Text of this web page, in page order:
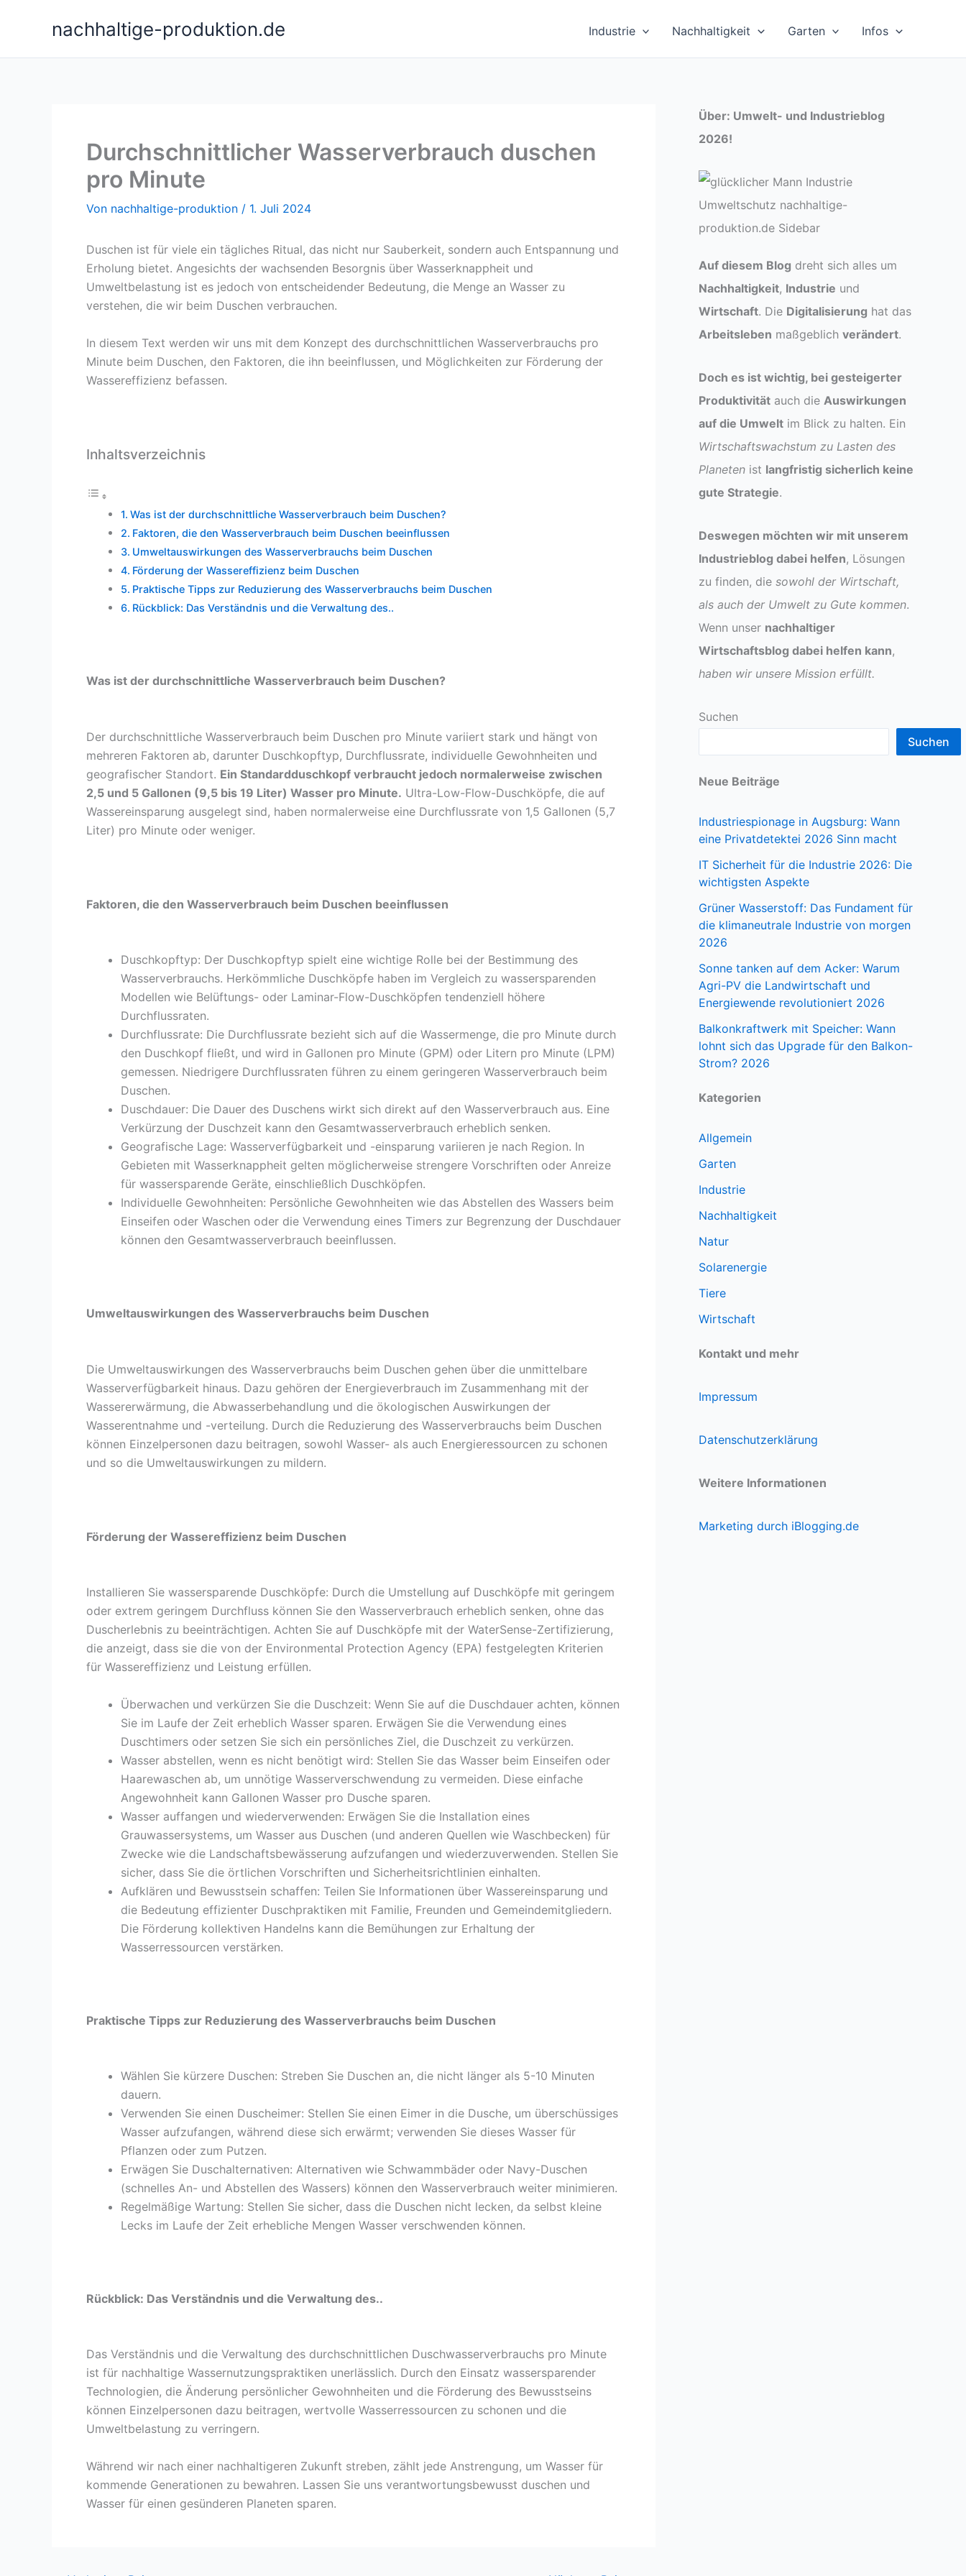
nachhaltige-produktion.de Industrie Nachhaltigkeit Garten Infos
Durchschnittlicher Wasserverbrauch duschen
pro Minute
Von nachhaltige-produktion / 1. Juli 2024
Duschen ist für viele ein tägliches Ritual, das nicht nur Sauberkeit, sondern auch Entspannung und
Erholung bietet. Angesichts der wachsenden Besorgnis über Wasserknappheit und
Umweltbelastung ist es jedoch von entscheidender Bedeutung, die Menge an Wasser zu
verstehen, die wir beim Duschen verbrauchen.
In diesem Text werden wir uns mit dem Konzept des durchschnittlichen Wasserverbrauchs pro
Minute beim Duschen, den Faktoren, die ihn beeinflussen, und Möglichkeiten zur Förderung der
Wassereffizienz befassen.
Inhaltsverzeichnis
Was ist der durchschnittliche Wasserverbrauch beim Duschen?
Faktoren, die den Wasserverbrauch beim Duschen beeinflussen
Umweltauswirkungen des Wasserverbrauchs beim Duschen
Förderung der Wassereffizienz beim Duschen
Praktische Tipps zur Reduzierung des Wasserverbrauchs beim Duschen
Rückblick: Das Verständnis und die Verwaltung des..
Was ist der durchschnittliche Wasserverbrauch beim Duschen?
Der durchschnittliche Wasserverbrauch beim Duschen pro Minute variiert stark und hängt von
mehreren Faktoren ab, darunter Duschkopftyp, Durchflussrate, individuelle Gewohnheiten und
geografischer Standort. Ein Standardduschkopf verbraucht jedoch normalerweise zwischen
2,5 und 5 Gallonen (9,5 bis 19 Liter) Wasser pro Minute. Ultra-Low-Flow-Duschköpfe, die auf
Wassereinsparung ausgelegt sind, haben normalerweise eine Durchflussrate von 1,5 Gallonen (5,7
Liter) pro Minute oder weniger.
Faktoren, die den Wasserverbrauch beim Duschen beeinflussen
Duschkopftyp: Der Duschkopftyp spielt eine wichtige Rolle bei der Bestimmung des
Wasserverbrauchs. Herkömmliche Duschköpfe haben im Vergleich zu wassersparenden
Modellen wie Belüftungs- oder Laminar-Flow-Duschköpfen tendenziell höhere
Durchflussraten.
Durchflussrate: Die Durchflussrate bezieht sich auf die Wassermenge, die pro Minute durch
den Duschkopf fließt, und wird in Gallonen pro Minute (GPM) oder Litern pro Minute (LPM)
gemessen. Niedrigere Durchflussraten führen zu einem geringeren Wasserverbrauch beim
Duschen.
Duschdauer: Die Dauer des Duschens wirkt sich direkt auf den Wasserverbrauch aus. Eine
Verkürzung der Duschzeit kann den Gesamtwasserverbrauch erheblich senken.
Geografische Lage: Wasserverfügbarkeit und -einsparung variieren je nach Region. In
Gebieten mit Wasserknappheit gelten möglicherweise strengere Vorschriften oder Anreize
für wassersparende Geräte, einschließlich Duschköpfen.
Individuelle Gewohnheiten: Persönliche Gewohnheiten wie das Abstellen des Wassers beim
Einseifen oder Waschen oder die Verwendung eines Timers zur Begrenzung der Duschdauer
können den Gesamtwasserverbrauch beeinflussen.
Umweltauswirkungen des Wasserverbrauchs beim Duschen
Die Umweltauswirkungen des Wasserverbrauchs beim Duschen gehen über die unmittelbare
Wasserverfügbarkeit hinaus. Dazu gehören der Energieverbrauch im Zusammenhang mit der
Wassererwärmung, die Abwasserbehandlung und die ökologischen Auswirkungen der
Wasserentnahme und -verteilung. Durch die Reduzierung des Wasserverbrauchs beim Duschen
können Einzelpersonen dazu beitragen, sowohl Wasser- als auch Energieressourcen zu schonen
und so die Umweltauswirkungen zu mildern.
Förderung der Wassereffizienz beim Duschen
Installieren Sie wassersparende Duschköpfe: Durch die Umstellung auf Duschköpfe mit geringem
oder extrem geringem Durchfluss können Sie den Wasserverbrauch erheblich senken, ohne das
Duscherlebnis zu beeinträchtigen. Achten Sie auf Duschköpfe mit der WaterSense-Zertifizierung,
die anzeigt, dass sie die von der Environmental Protection Agency (EPA) festgelegten Kriterien
für Wassereffizienz und Leistung erfüllen.
Überwachen und verkürzen Sie die Duschzeit: Wenn Sie auf die Duschdauer achten, können
Sie im Laufe der Zeit erheblich Wasser sparen. Erwägen Sie die Verwendung eines
Duschtimers oder setzen Sie sich ein persönliches Ziel, die Duschzeit zu verkürzen.
Wasser abstellen, wenn es nicht benötigt wird: Stellen Sie das Wasser beim Einseifen oder
Haarewaschen ab, um unnötige Wasserverschwendung zu vermeiden. Diese einfache
Angewohnheit kann Gallonen Wasser pro Dusche sparen.
Wasser auffangen und wiederverwenden: Erwägen Sie die Installation eines
Grauwassersystems, um Wasser aus Duschen (und anderen Quellen wie Waschbecken) für
Zwecke wie die Landschaftsbewässerung aufzufangen und wiederzuverwenden. Stellen Sie
sicher, dass Sie die örtlichen Vorschriften und Sicherheitsrichtlinien einhalten.
Aufklären und Bewusstsein schaffen: Teilen Sie Informationen über Wassereinsparung und
die Bedeutung effizienter Duschpraktiken mit Familie, Freunden und Gemeindemitgliedern.
Die Förderung kollektiven Handelns kann die Bemühungen zur Erhaltung der
Wasserressourcen verstärken.
Praktische Tipps zur Reduzierung des Wasserverbrauchs beim Duschen
Wählen Sie kürzere Duschen: Streben Sie Duschen an, die nicht länger als 5-10 Minuten
dauern.
Verwenden Sie einen Duscheimer: Stellen Sie einen Eimer in die Dusche, um überschüssiges
Wasser aufzufangen, während diese sich erwärmt; verwenden Sie dieses Wasser für
Pflanzen oder zum Putzen.
Erwägen Sie Duschalternativen: Alternativen wie Schwammbäder oder Navy-Duschen
(schnelles An- und Abstellen des Wassers) können den Wasserverbrauch weiter minimieren.
Regelmäßige Wartung: Stellen Sie sicher, dass die Duschen nicht lecken, da selbst kleine
Lecks im Laufe der Zeit erhebliche Mengen Wasser verschwenden können.
Rückblick: Das Verständnis und die Verwaltung des..
Das Verständnis und die Verwaltung des durchschnittlichen Duschwasserverbrauchs pro Minute
ist für nachhaltige Wassernutzungspraktiken unerlässlich. Durch den Einsatz wassersparender
Technologien, die Änderung persönlicher Gewohnheiten und die Förderung des Bewusstseins
können Einzelpersonen dazu beitragen, wertvolle Wasserressourcen zu schonen und die
Umweltbelastung zu verringern.
Während wir nach einer nachhaltigeren Zukunft streben, zählt jede Anstrengung, um Wasser für
kommende Generationen zu bewahren. Lassen Sie uns verantwortungsbewusst duschen und
Wasser für einen gesünderen Planeten sparen.
Über: Umwelt- und Industrieblog
2026!
Auf diesem Blog dreht sich alles um
Nachhaltigkeit, Industrie und
Wirtschaft. Die Digitalisierung hat das
Arbeitsleben maßgeblich verändert.
Doch es ist wichtig, bei gesteigerter
Produktivität auch die Auswirkungen
auf die Umwelt im Blick zu halten. Ein
Wirtschaftswachstum zu Lasten des
Planeten ist langfristig sicherlich keine
gute Strategie.
Deswegen möchten wir mit unserem
Industrieblog dabei helfen, Lösungen
zu finden, die sowohl der Wirtschaft,
als auch der Umwelt zu Gute kommen.
Wenn unser nachhaltiger
Wirtschaftsblog dabei helfen kann,
haben wir unsere Mission erfüllt.
Suchen
Suchen
Neue Beiträge
Industriespionage in Augsburg: Wann
eine Privatdetektei 2026 Sinn macht
IT Sicherheit für die Industrie 2026: Die
wichtigsten Aspekte
Grüner Wasserstoff: Das Fundament für
die klimaneutrale Industrie von morgen
2026
Sonne tanken auf dem Acker: Warum
Agri-PV die Landwirtschaft und
Energiewende revolutioniert 2026
Balkonkraftwerk mit Speicher: Wann
lohnt sich das Upgrade für den Balkon-
Strom? 2026
Kategorien
Allgemein
Garten
Industrie
Nachhaltigkeit
Natur
Solarenergie
Tiere
Wirtschaft
Kontakt und mehr
Impressum
Datenschutzerklärung
Weitere Informationen
Marketing durch iBlogging.de